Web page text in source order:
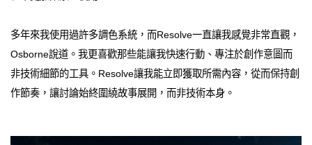
多年來我使用過許多調色系統，而Resolve一直讓我感覺非常直觀，
Osborne說道。我更喜歡那些能讓我快速行動、專注於創作意圖而
非技術細節的工具。Resolve讓我能立即獲取所需內容，從而保持創
作節奏，讓討論始終圍繞故事展開，而非技術本身。